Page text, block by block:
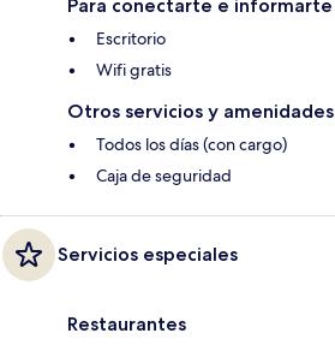
Para conectarte e informarte
Escritorio
Wifi gratis
Otros servicios y amenidades
Todos los días (con cargo)
Caja de seguridad
Servicios especiales
Restaurantes